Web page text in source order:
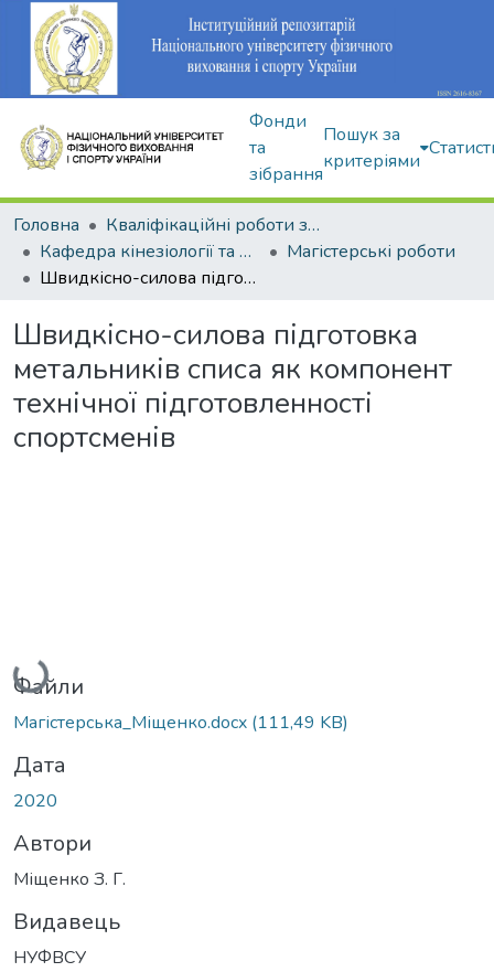
Фонди
та
зібрання
Пошук за
критеріями
Головна
Кваліфікаційні роботи здобувачів вищої освіти
Кафедра кінезіології та фізкультурно-спортивної реабілітації
Магістерські роботи
Швидкісно-силова підготовка метальників списа як компонент технічної підготовленності спортсменів
Швидкісно-силова підготовка
метальників списа як компонент
технічної підготовленності
спортсменів
Вантажиться...
Файли
Магістерська_Міщенко.docx (111,49 KB)
Дата
2020
Автори
Міщенко З. Г.
Видавець
НУФВСУ